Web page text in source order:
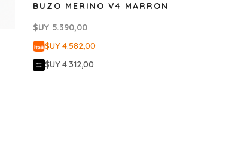
BUZO MERINO V4 MARRON
$UY 5.390,00
$UY 4.582,00
$UY 4.312,00